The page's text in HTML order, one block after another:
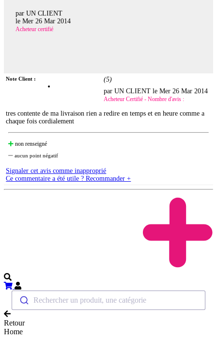
par UN CLIENT
le Mer 26 Mar 2014
Acheteur certifié
Note Client : (5)
par UN CLIENT leMer 26 Mar 2014
Acheteur Certifié - Nombre d'avis :
tres contente de ma livraison rien a redire en temps et en heure comme a
chaque fois cordialement
non renseigné
aucun point négatif
Signaler cet avis comme inapproprié
Ce commentaire a été utile ? Recommander +
Rechercher un produit, une catégorie
Retour
Home